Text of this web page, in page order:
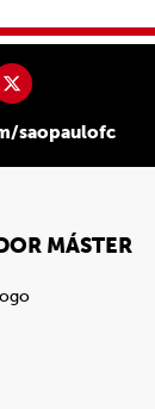
saopaulofc
MÁSTER